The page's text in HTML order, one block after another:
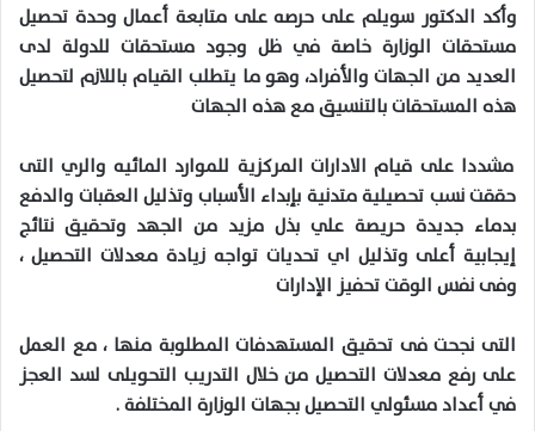
وأكد الدكتور سويلم على حرصه على متابعة أعمال وحدة تحصيل
مستحقات الوزارة خاصة في ظل وجود مستحقات للدولة لدى
العديد من الجهات والأفراد، وهو ما يتطلب القيام باللازم لتحصيل
هذه المستحقات بالتنسيق مع هذه الجهات
مشددا على قيام الادارات المركزية للموارد المائيه والري التى
حققت نسب تحصيلية متدنية بإبداء الأسباب وتذليل العقبات والدفع
بدماء جديدة حريصة علي بذل مزيد من الجهد وتحقيق نتائج
إيجابية أعلى وتذليل اي تحديات تواجه زيادة معدلات التحصيل ،
وفى نفس الوقت تحفيز الإدارات
التى نجحت فى تحقيق المستهدفات المطلوبة منها ، مع العمل
على رفع معدلات التحصيل من خلال التدريب التحويلى لسد العجز
في أعداد مسئولي التحصيل بجهات الوزارة المختلفة .